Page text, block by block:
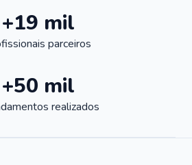
+19 mil
parceiros
+50 mil
realizados